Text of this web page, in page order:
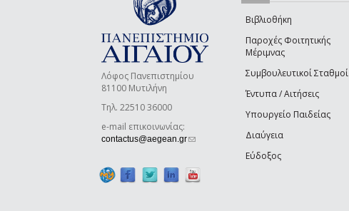
Λόφος Πανεπιστημίου
81100 Μυτιλήνη
Τηλ. 22510 36000
e-mail επικοινωνίας:
contactus@aegean.gr(link sends e-mail)
Βιβλιοθήκη
Παροχές Φοιτητικής
Μέριμνας
Συμβουλευτικοί Σταθμοί
Έντυπα / Αιτήσεις
Υπουργείο Παιδείας
Διαύγεια
Εύδοξος